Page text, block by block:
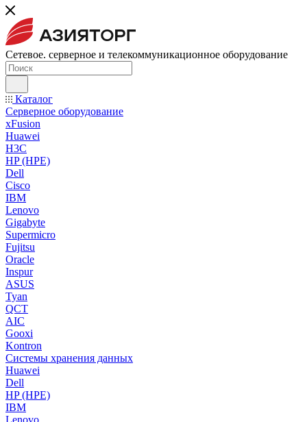
Сетевое. серверное и телекоммуникационное оборудование
Каталог
Серверное оборудование
xFusion
Huawei
H3C
HP (HPE)
Dell
Cisco
IBM
Lenovo
Gigabyte
Supermicro
Fujitsu
Oracle
Inspur
ASUS
Tyan
QCT
AIC
Gooxi
Kontron
Системы хранения данных
Huawei
Dell
HP (HPE)
IBM
Lenovo